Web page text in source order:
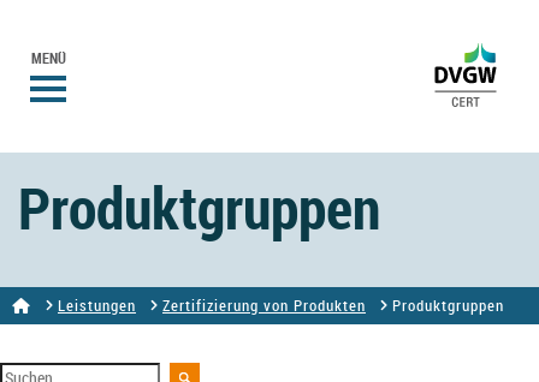
MENÜ
Produktgruppen
Leistungen Zertifizierung von Produkten Produktgruppen